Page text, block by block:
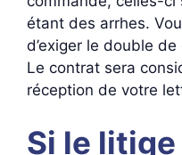
étant des arrhes.
d’exiger le double
Le contrat sera
réception de votre
Si le litige